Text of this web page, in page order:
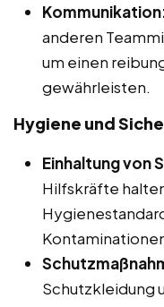
anderen
um einen
gewährleisten.
Hygiene und
Einhaltung von
Hilfskräfte
Schutzkleidung